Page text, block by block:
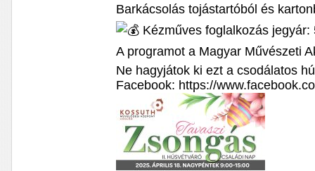
Barkácsolás tojástartóból és
Kézműves foglalkozás jegyár:
A programot a Magyar Művészeti
Ne hagyjátok ki ezt a csodálatos
Facebook: https://